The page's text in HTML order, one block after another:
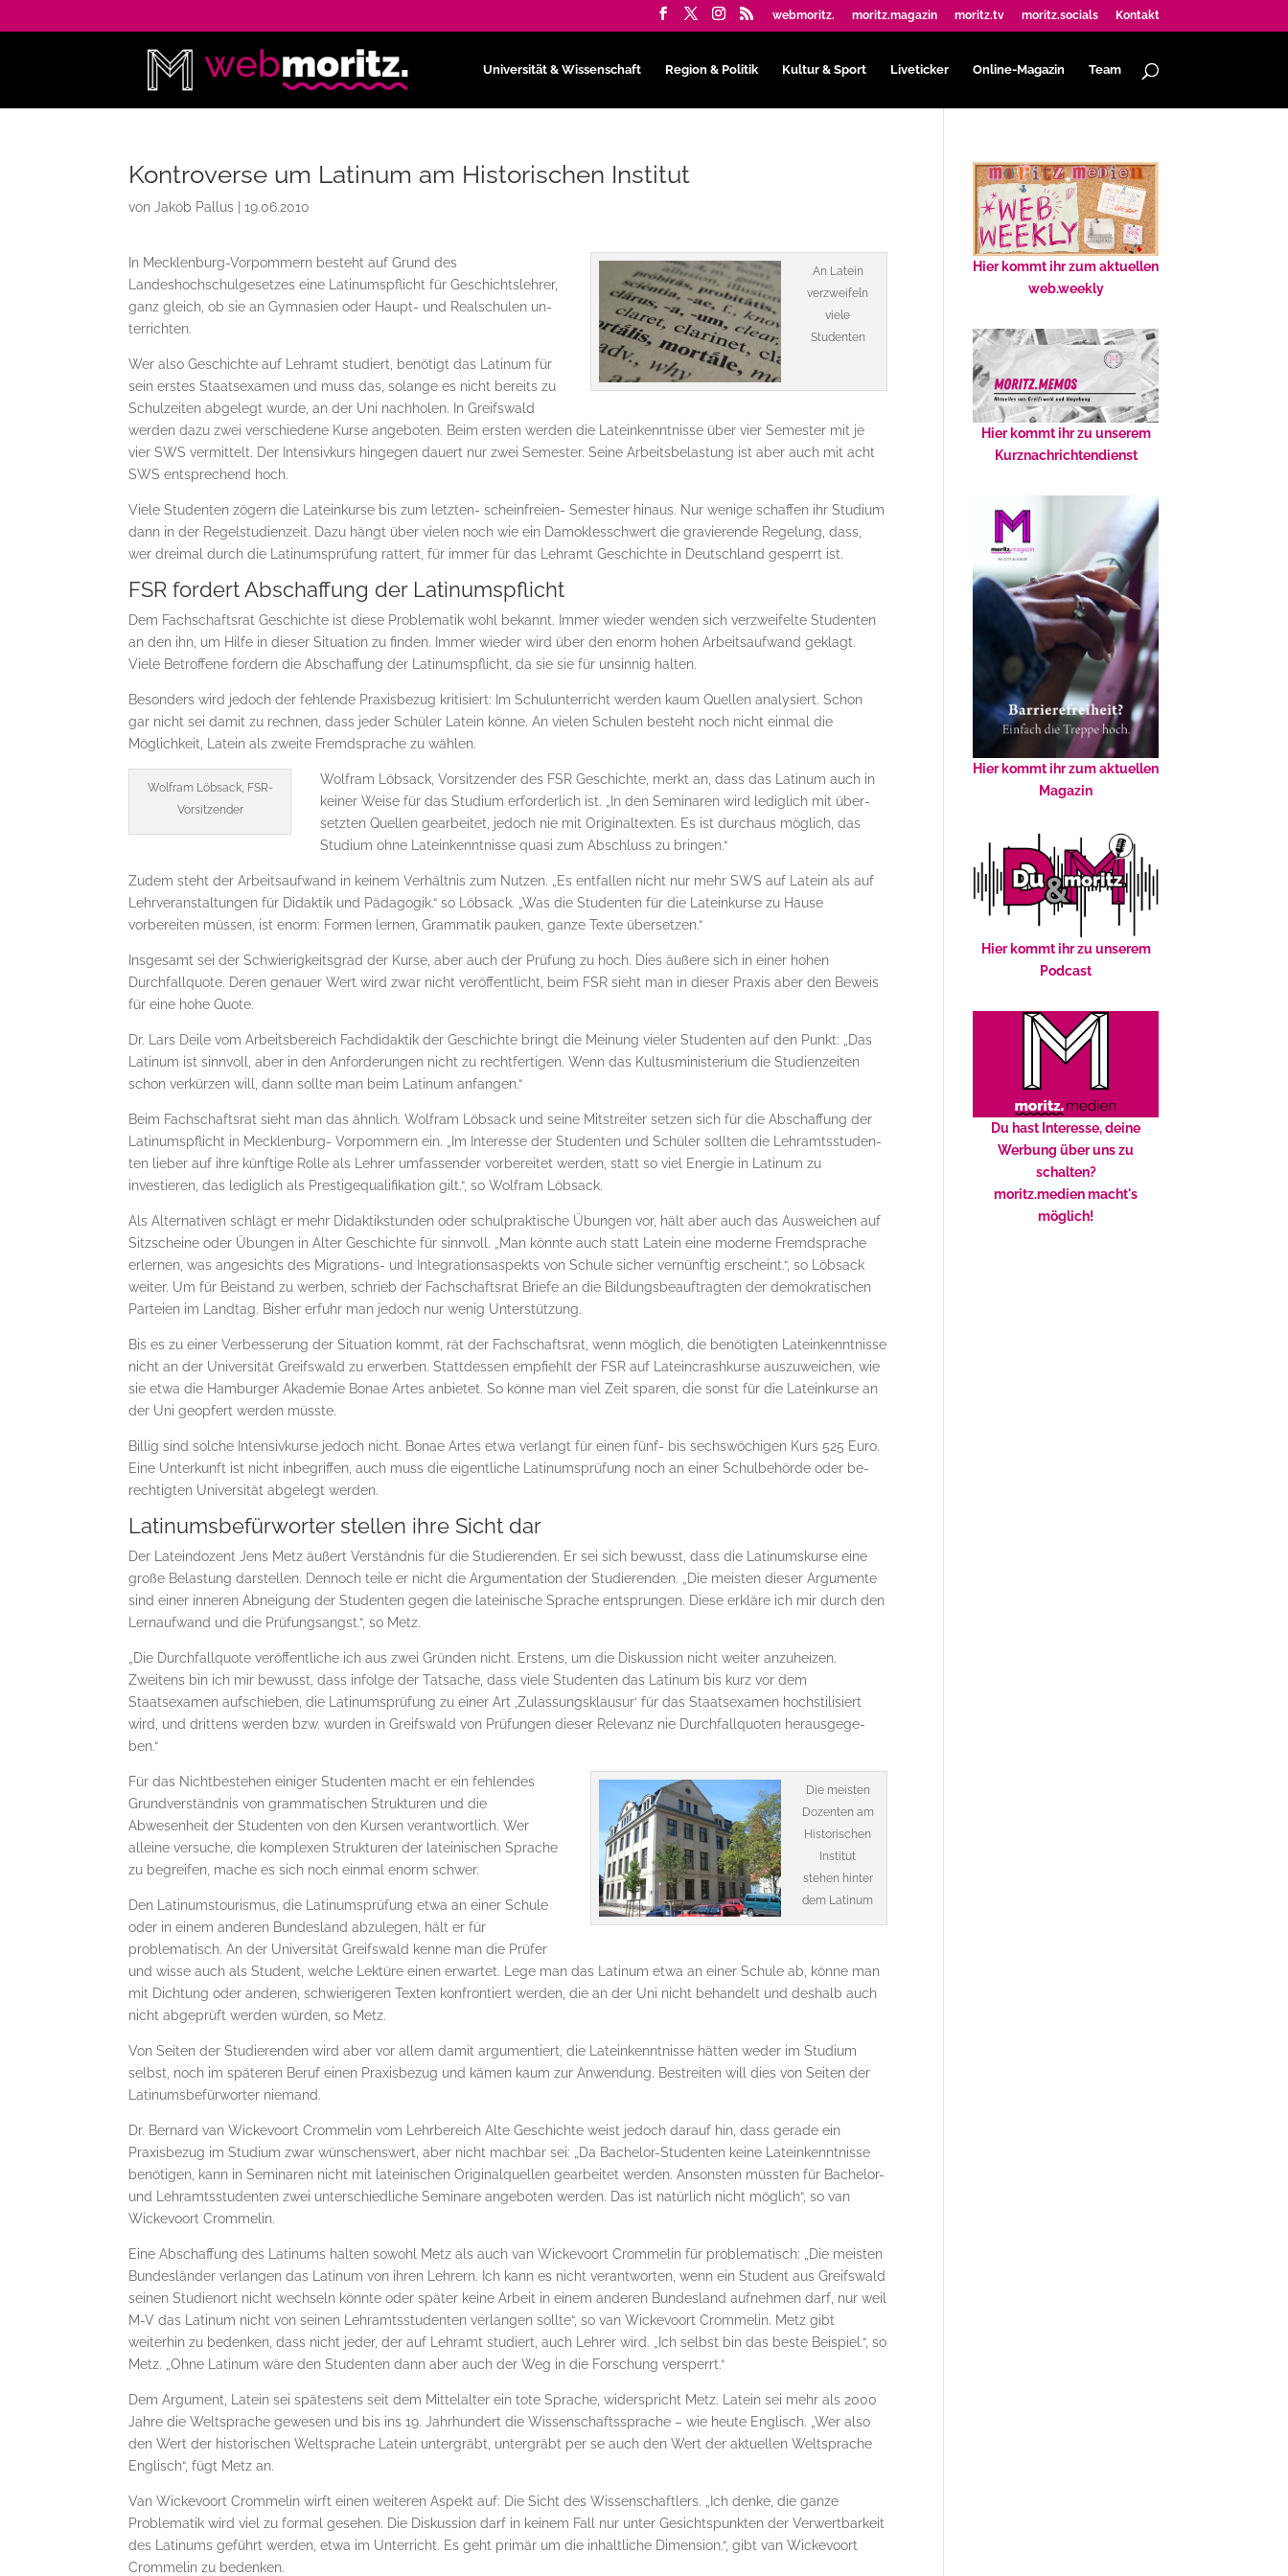
webmoritz. moritz.magazin moritz.tv moritz.socials Kontakt
Universität & Wissenschaft Region & Politik Kultur & Sport Liveticker Online-Magazin Team
Kontroverse um Latinum am Historischen Institut
vonJakob Pallus |19.06.2010
An Latein
verzweifeln
viele
Studenten
In Mecklenburg-Vorpommern besteht auf Grund des
Landeshochschulgesetzes eine La­ti­nums­pflicht für Geschichtslehrer,
ganz gleich, ob sie an Gymnasien oder Haupt- und Realschulen un­
terrichten.
Wer also Geschichte auf Lehramt studiert, benötigt das Latinum für
sein erstes Staatsexamen und muss das, solange es nicht bereits zu
Schulzeiten abgelegt wurde, an der ­U­ni nachholen. In Greifs­wald
werden dazu zwei verschiedene Kurse angeboten. Beim ersten wer­den die Lateinkenntnisse über vier Semester mit je
vier SWS vermittelt. Der Intensivkurs hin­gegen dauert nur zwei Semester. Seine Arbeitsbelastung ist aber auch mit acht
SWS ent­sprechend hoch.
Viele Studenten zögern die Lateinkurse bis zum letzten- scheinfreien- Se­mes­ter hinaus. Nur wenige schaffen ihr Studium
dann in der Regelstudienzeit. Dazu hängt über vie­len noch wie ein Damoklesschwert die gravierende Regelung, dass,
wer dreimal durch die La­ti­numsprüfung rattert, für immer für das Lehramt Geschichte in Deutschland gesperrt ist.
FSR fordert Abschaffung der Latinumspflicht
Dem Fachschaftsrat Geschichte ist diese Problematik wohl bekannt. Immer wieder wenden sich verzweifelte Studenten
an den ihn, um Hilfe in dieser Situation zu finden. Immer wieder wird über den enorm hohen Arbeitsaufwand geklagt.
Viele Betroffene fordern die Ab­schaf­fung der Latinumspflicht, da sie sie für unsinnig halten.
Besonders wird jedoch der fehlende Praxisbezug kritisiert: Im Schulunterricht werden kaum Quellen analysiert. Schon
gar nicht sei damit zu rechnen, dass jeder Schüler Latein könne. An vielen Schulen besteht noch nicht einmal die
Möglichkeit, Latein als zweite Fremdsprache zu wählen.
Wolfram Löbsack, FSR-
Vorsitzender
Wolfram Löbsack, Vorsitzender des FSR Geschichte, merkt an, dass das Latinum auch in
keiner Weise für das Studium erforderlich ist. „In den Seminaren wird lediglich mit über­
setz­ten Quellen gearbeitet, jedoch nie mit Originaltexten. Es ist durchaus möglich, das
Studium ohne Lateinkenntnisse quasi zum Abschluss zu bringen.“
Zudem steht der Arbeitsaufwand in keinem Verhältnis zum Nutzen. „Es entfallen nicht nur mehr SWS auf Latein als auf
Lehrveranstaltungen für Didaktik und Pädagogik.“ so Löbsack. „Was die Studenten für die La­tein­kurse zu Hause
vorbereiten müssen, ist enorm: Formen lernen, Grammatik pauken, ganze Tex­te übersetzen.“
Insgesamt sei der Schwierigkeitsgrad der Kurse, aber auch der Prüfung zu hoch. Dies äußere sich in einer hohen
Durchfallquote. Deren genauer Wert wird zwar nicht veröffentlicht, beim FSR sieht man in dieser Praxis aber den Beweis
für eine hohe Quote.
Dr. Lars Deile vom Arbeitsbereich Fachdidaktik der Geschichte bringt die Meinung vieler Studenten auf den Punkt: „Das
Latinum ist sinnvoll, aber in den Anforderungen nicht zu recht­fertigen. Wenn das Kultusministerium die Studienzeiten
schon verkürzen will, dann sollte man beim Latinum anfangen.“
Beim Fachschaftsrat sieht man das ähnlich. Wolfram Löbsack und seine Mitstreiter setzen sich für die Abschaffung der
Latinumspflicht in Meck­lenburg- Vorpommern ein. „Im Interesse der Studenten und Schüler sollten die Lehr­amts­stu­den­
ten lieber auf ihre künftige Rolle als Lehrer umfassender vorbereitet werden, statt so viel Energie in Latinum zu
investieren, das lediglich als Prestigequalifikation gilt.“, so Wolfram Löbsack.
Als Alternativen schlägt er mehr Didaktikstunden oder schulpraktische Übungen vor, hält aber auch das Ausweichen auf
Sitzscheine oder Übungen in Alter Geschichte für sinnvoll. „Man könnte auch statt Latein eine moderne Fremdsprache
erlernen, was angesichts des Migrations- und Integrationsaspekts von Schule sicher vernünftig erscheint.“, so Löbsack
weiter. Um für Beistand zu werben, schrieb der Fachschaftsrat Briefe an die Bil­dungs­be­auf­trag­ten der demokratischen
Parteien im Landtag. Bisher erfuhr man jedoch nur wenig Unter­stüt­zung.
Bis es zu einer Verbesserung der Situation kommt, rät der Fachschaftsrat, wenn möglich, die benötigten Lateinkenntnisse
nicht an der Universität Greifswald zu erwerben. Stattdessen empfiehlt der FSR auf Lateincrashkurse auszuweichen, wie
sie etwa die Hamburger Aka­de­mie Bonae Artes anbietet. So könne man viel Zeit sparen, die sonst für die Lateinkurse an
der Uni geopfert werden müsste.
Billig sind solche Intensivkurse jedoch nicht. Bonae Artes etwa verlangt für einen fünf- bis sechswöchigen Kurs 525 Euro.
Eine Unterkunft ist nicht inbegrif­fen, auch muss die eigentliche Latinumsprüfung noch an einer Schulbehörde oder be­
rech­tig­ten Universität abgelegt werden.
Latinumsbefürworter stellen ihre Sicht dar
Der Lateindozent Jens Metz äußert Verständnis für die Studierenden. Er sei sich bewusst, dass die Latinumskurse eine
große Belastung darstellen. Dennoch teile er nicht die Argumentation der Studierenden. „Die meisten dieser Argumente
sind einer inneren Abneigung der Studenten gegen die lateinische Sprache entsprungen. Diese erkläre ich mir durch den
Lernaufwand und die Prüfungsangst.“, so Metz.
„Die Durchfallquote veröffentliche ich aus zwei Gründen nicht. Erstens, um die Diskussion nicht weiter anzuheizen.
Zweitens bin ich mir bewusst, dass in­folge der Tatsache, dass viele Studenten das Latinum bis kurz vor dem
Staatsexamen auf­schie­­ben, die Latinumsprüfung zu einer Art ‚Zulassungsklausur‘ für das Staatsexamen hoch­sti­­lisiert
wird, und drittens werden bzw. wurden in Greifswald von Prüfungen dieser Relevanz nie Durchfallquoten he­raus­ge­ge­
ben.“
Die meisten
Dozenten am
Historischen
Institut
stehen hinter
dem Latinum
Für das Nichtbestehen einiger Studenten macht er ein fehlendes
Grundverständnis von gram­matischen Strukturen und die
Abwesenheit der Studenten von den Kursen verantwortlich. Wer
alleine versuche, die komplexen Strukturen der lateinischen Sprache
zu begreifen, mache es sich noch einmal enorm schwer.
Den Latinumstourismus, die Latinumsprüfung etwa an einer Schule
oder in einem anderen Bundesland abzulegen, hält er für
problematisch. An der Uni­ver­sität Greifswald kenne man die Prüfer
und wisse auch als Student, welche Lektüre einen er­wartet. Lege man das Latinum etwa an einer Schule ab, könne man
mit Dichtung oder an­de­ren, schwierigeren Texten konfrontiert werden, die an der Uni nicht behandelt und deshalb auch
nicht abgeprüft werden würden, so Metz.
Von Seiten der Studierenden wird aber vor allem damit argumentiert, die Lateinkenntnisse hät­ten weder im Studium
selbst, noch im späteren Beruf einen Praxisbezug und kämen kaum zur Anwendung. Bestreiten will dies von Seiten der
Latinumsbefürworter niemand.
Dr. Ber­nard van Wickevoort Crommelin vom Lehrbereich Alte Geschichte weist jedoch darauf hin, dass gerade ein
Praxisbezug im Studium zwar wünschenswert, aber nicht machbar sei: „Da Bachelor-Studenten keine Lateinkenntnisse
benötigen, kann in Seminaren nicht mit la­tei­ni­schen Originalquellen gearbeitet werden. Ansonsten müssten für Bachelor-
und Lehr­amts­stu­denten zwei unterschiedliche Seminare angeboten werden. Das ist natürlich nicht möglich“, so van
Wickevoort Crommelin.
Eine Abschaffung des Latinums halten sowohl Metz als auch van Wickevoort Crommelin für problematisch: „Die meisten
Bundesländer verlangen das Latinum von ihren Lehrern. Ich kann es nicht verantworten, wenn ein Student aus Greifswald
seinen Studienort nicht wech­seln könnte oder später keine Arbeit in einem anderen Bundesland aufnehmen darf, nur weil
M-V das Latinum nicht von seinen Lehramtsstudenten verlangen sollte“, so van Wickevoort Crommelin. Metz gibt
weiterhin zu bedenken, dass nicht jeder, der auf Lehramt studiert, auch Lehrer wird. „Ich selbst bin das beste Beispiel.“, so
Metz. „Ohne Latinum wäre den Studenten dann aber auch der Weg in die Forschung versperrt.“
Dem Argument, Latein sei spätestens seit dem Mittelalter ein tote Sprache, widerspricht Metz. Latein sei mehr als 2000
Jahre die Weltsprache gewesen und bis ins 19. Jahrhundert die Wis­sen­schaftssprache – wie heute Englisch. „Wer also
den Wert der historischen Weltsprache Latein untergräbt, untergräbt per se auch den Wert der aktuellen Weltsprache
Englisch“, fügt Metz an.
Van Wickevoort Crommelin wirft einen weiteren Aspekt auf: Die Sicht des Wissenschaftlers. „Ich denke, die ganze
Problematik wird viel zu formal gesehen. Die Diskussion darf in keinem Fall nur unter Gesichtspunkten der Verwertbarkeit
des Latinums geführt werden, etwa im Unterricht. Es geht primär um die inhaltliche Dimension.“, gibt van Wickevoort
Crommelin zu bedenken.
Hier kommt ihr zum aktuellen
web.weekly
Hier kommt ihr zu unserem
Kurznachrichtendienst
Hier kommt ihr zum aktuellen
Magazin
Hier kommt ihr zu unserem
Podcast
Du hast Interesse, deine
Werbung über uns zu
schalten?
moritz.medien macht's
möglich!